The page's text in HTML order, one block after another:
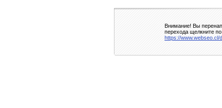
Внимание! Вы
перехода щелкните
https://www.webseo.cl/